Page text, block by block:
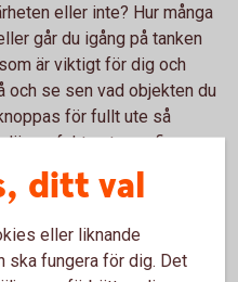
eller inte? Hur många
går du igång på tanken
är viktigt för dig och
och se sen vad objekten du
för fullt ute så
perfekta stugan finns,
ditt val
eller liknande
ska fungera för dig. Det